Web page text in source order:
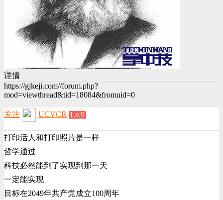
详情
https://gjkeji.com//forum.php?
mod=viewthread&tid=18084&fromuid=0
关注 UCVCR Lv.9
打印活人和打印照片是一样
哲学通过
科技必然能到了实现到那一天
一定能实现
目标在2049年共产党成立100周年